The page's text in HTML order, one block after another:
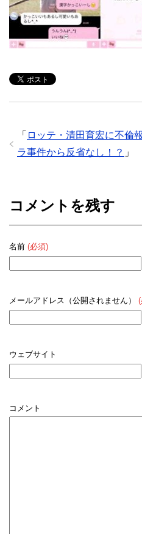
「 ロッテ・清田育宏に不倫
ラ事件から反省なし！？ 」
コメントを残す
名前 (必須)
メールアドレス（公開されません）
ウェブサイト
コメント